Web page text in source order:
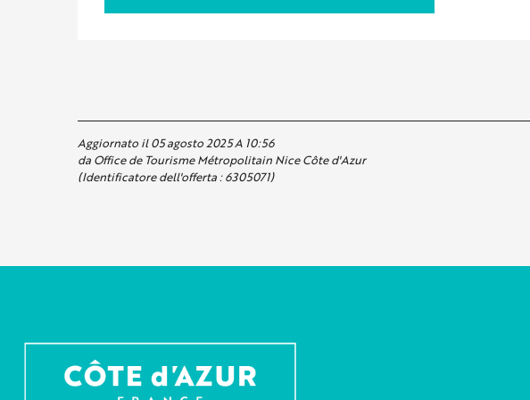
Aggiornato il 05 agosto 2025 A 10:56
da Office de Tourisme Métropolitain Nice Côte d'Azur
(Identificatore dell'offerta :6305071)